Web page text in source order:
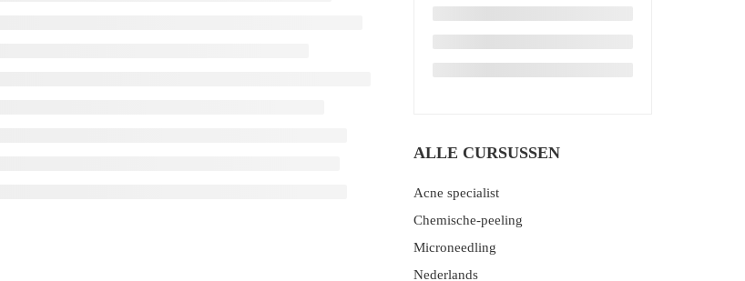
ALLE CURSUSSEN
Acne specialist
Chemische-peeling
Microneedling
Nederlands